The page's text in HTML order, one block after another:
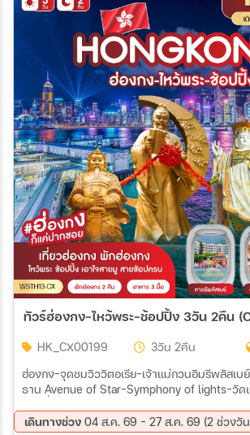
15 ม.ค. 70 - 18 ม.ค. 70
19 ม.ค.
25 ม.ค. 70 - 28 ม.ค. 70
08 ก.พ.
14 ก.พ. 70 - 17 ก.พ. 70
22 ก.พ.
26 ก.พ. 70 - 01 มี.ค 70
01 มี.ค 70
11 มี.ค 70 - 14 มี.ค 70
18 มี.ค 70
19 มี.ค 70 - 22 มี.ค 70
21 มี.ค 70
ทัวร์ฮ่องกง-ไหว้พระ-ช้อปปิ้ง 3วัน 2คืน
HK_CX00199 3วัน 2คืน
ฮ่องกง-จุดชมวิววิตอเรีย-เจ้าแม่กวนอิมรีพลัสเ
ธาน Avenue of Star-Symphony of lights-วั
เดินทางช่วง 04 ส.ค. 69 - 27 ส.ค. 69 (2 ช่วงวั